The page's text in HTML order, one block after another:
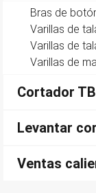
Bras de
Varillas de
Varillas de
Varillas de
Cortador
Levantar
Ventas